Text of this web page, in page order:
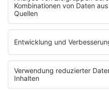
Die Uniklinik Tübingen
eröffnet. Direkt an der
E-Bikes über eine